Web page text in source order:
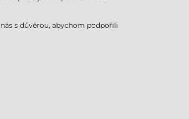
s důvěrou, abychom podpořili